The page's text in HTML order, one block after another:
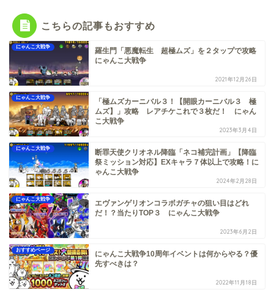
こちらの記事もおすすめ
にゃんこ大戦争
羅生門「悪魔転生 超極ムズ」を２タップで攻略
にゃんこ大戦争
2021年12月26日
にゃんこ大戦争
「極ムズカーニバル３！【開眼カーニバル３ 極
ムズ】」攻略 レアチケこれで３枚だ！ にゃん
こ大戦争
2023年3月4日
にゃんこ大戦争
断罪天使クリオネル降臨「ネコ補完計画」【降臨
祭ミッション対応】EXキャラ７体以上で攻略！に
ゃんこ大戦争
2024年2月28日
にゃんこ大戦争
エヴァンゲリオンコラボガチャの狙い目はどれ
だ！？当たりTOP３ にゃんこ大戦争
2023年6月2日
おすすめページ
にゃんこ大戦争10周年イベントは何からやる？優
先すべきは？
2022年11月18日